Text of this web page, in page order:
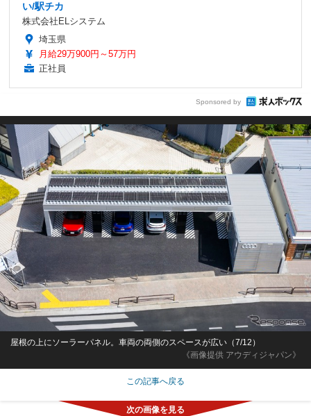
い/駅チカ
株式会社ELシステム
埼玉県
月給29万900円～57万円
正社員
Sponsored by
《画像提供 アウディジャパン》
屋根の上にソーラーパネル。車両の両側のスペースが広い（7/12）
この記事へ戻る